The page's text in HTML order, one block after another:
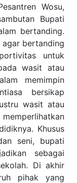
Wosu,
Bupati
bertanding.
bertanding
untuk
wasit atau
memimpin
bersikap
wasit atau
Khusus
seni, bupati
sebagai
Di akhir
pihak yang